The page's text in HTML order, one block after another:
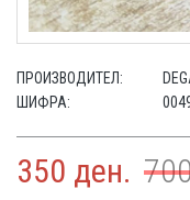
ПРОИЗВОДИТЕЛ:
ШИФРА:
350 ден.